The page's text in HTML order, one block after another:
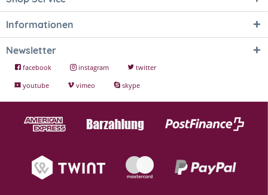
Informationen
Newsletter
facebook instagram
twitter
youtube
vimeo skype